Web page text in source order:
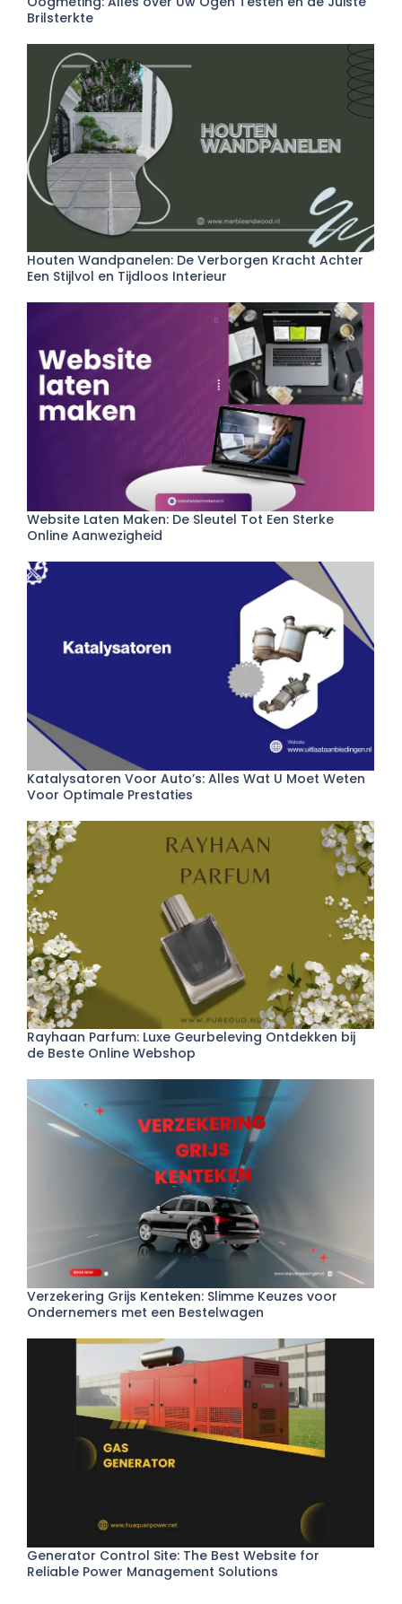
Brilsterkte
Houten Wandpanelen: De Verborgen Kracht Achter
Een Stijlvol en Tijdloos Interieur
Website Laten Maken: De Sleutel Tot Een Sterke
Online Aanwezigheid
Katalysatoren Voor Auto’s: Alles Wat U Moet Weten
Voor Optimale Prestaties
Rayhaan Parfum: Luxe Geurbeleving Ontdekken bij
de Beste Online Webshop
Verzekering Grijs Kenteken: Slimme Keuzes voor
Ondernemers met een Bestelwagen
Generator Control Site: The Best Website for
Reliable Power Management Solutions